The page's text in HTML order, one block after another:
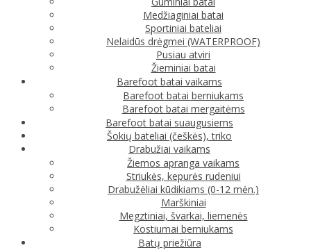
Medžiaginiai batai
Sportiniai bateliai
Nelaidūs drėgmei (WATERPROOF)
Pusiau atviri
Žieminiai batai
Barefoot batai vaikams
Barefoot batai berniukams
Barefoot batai mergaitėms
Barefoot batai suaugusiems
Šokių bateliai (češkės), triko
Drabužiai vaikams
Žiemos apranga vaikams
Striukės, kepurės rudeniui
Drabužėliai kūdikiams (0-12 mėn.)
Marškiniai
Megztiniai, švarkai, liemenės
Kostiumai berniukams
Batų priežiūra